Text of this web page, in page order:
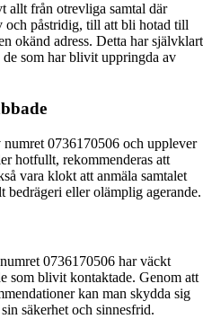
allt från otrevliga samtal där
och påstridig, till att bli hotad till
okänd adress. Detta har självklart
som har blivit uppringda av
0736170506 och upplever
hotfullt, rekommenderas att
vara klokt att anmäla samtalet
eller olämplig agerande.
0736170506 har väckt
som blivit kontaktade. Genom att
kan man skydda sig
säkerhet och sinnesfrid.